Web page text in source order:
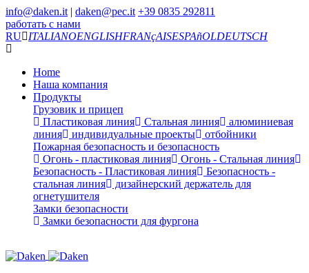
info@daken.it | daken@pec.it +39 0835 292811
работать с нами
RU
ITALIANOENGLISHFRANçAISESPAñOLDEUTSCH
Home
Наша компания
Продукты
Грузовик и прицеп
Пластиковая линия
Стальная линия
алюминиевая
линия
индивидуальные проекты
отбойники
Пожарная безопасность и безопасность
Огонь - пластиковая линия
Огонь - Стальная линия
Безопасность - Пластиковая линия
Безопасность -
стальная линия
дизайнерский держатель для
огнетушителя
Замки безопасности
Замки безопасности для фургона